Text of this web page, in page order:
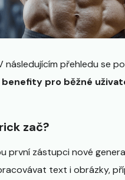
přehledu se
pro běžné
zač?
první zástupci nové
text i obrázky,